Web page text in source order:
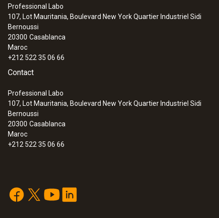
Professional Labo
107, Lot Mauritania, Boulevard New York Quartier Industriel Sidi
Bernoussi
20300 Casablanca
Maroc
+212 522 35 06 66
Contact
Professional Labo
107, Lot Mauritania, Boulevard New York Quartier Industriel Sidi
Bernoussi
20300 Casablanca
Maroc
+212 522 35 06 66